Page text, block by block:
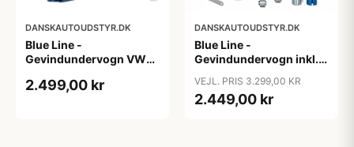
DANSKAUTOUDSTYR.DK
Blue Line -
Gevindundervogn VW
2014- - Multi-link,
2.499,00 kr
DANSKAUTOUDSTYR.DK
Blue Line -
Gevindundervogn inkl.
1.4 TSi, 1.6, 2.0, 2.0T /
DSG, 1.9 TDi
VEJL. PRIS 3.299,00 KR
2.449,00 kr